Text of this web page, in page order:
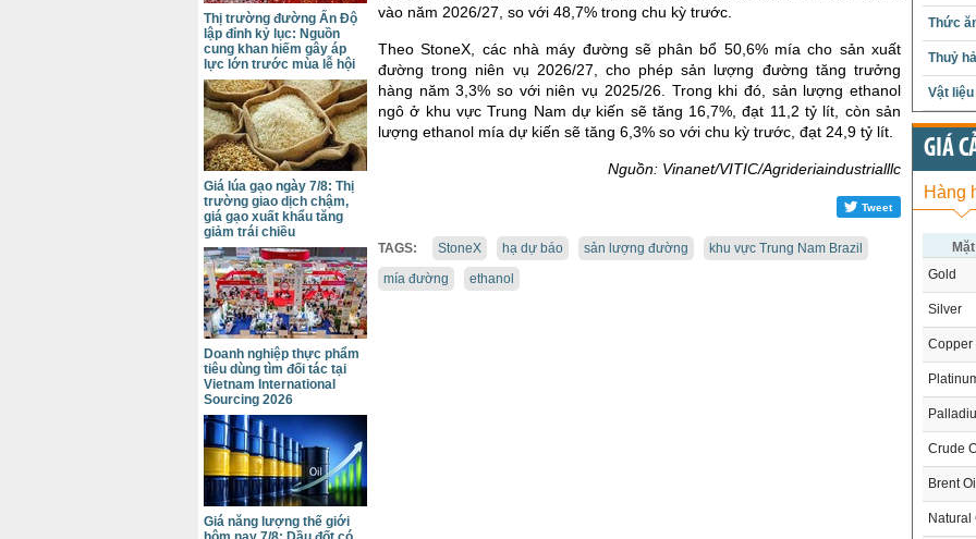
vào năm 2026/27, so với 48,7% trong chu kỳ trước.
Theo StoneX, các nhà máy đường sẽ phân bổ 50,6% mía cho sản xuất
đường trong niên vụ 2026/27, cho phép sản lượng đường tăng trưởng
hàng năm 3,3% so với niên vụ 2025/26. Trong khi đó, sản lượng ethanol
ngô ở khu vực Trung Nam dự kiến sẽ tăng 16,7%, đạt 11,2 tỷ lít, còn sản
lượng ethanol mía dự kiến sẽ tăng 6,3% so với chu kỳ trước, đạt 24,9 tỷ lít.
Nguồn: Vinanet/VITIC/Agrideriaindustrialllc
Tweet
TAGS: StoneX hạ dự báo sản lượng đường
khu vực Trung Nam Brazil
mía đường
ethanol
Thị trường đường Ấn Độ
lập đỉnh kỷ lục: Nguồn
cung khan hiếm gây áp
lực lớn trước mùa lễ hội
Giá lúa gạo ngày 7/8: Thị
trường giao dịch chậm,
giá gạo xuất khẩu tăng
giảm trái chiều
Doanh nghiệp thực phẩm
tiêu dùng tìm đối tác tại
Vietnam International
Sourcing 2026
Giá năng lượng thế giới
Thức
Thuỷ
Vật
GIÁ
Hàng
Gold
Silver
Copper
Crude
Brent
Natural